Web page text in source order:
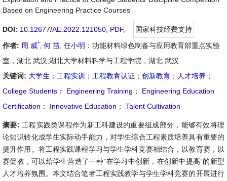
Based on Engineering Practice Courses
DOI: 10.12677/AE.2022.121050 PDF,
国家科技经费支持
作者: 周 威* 何 苗 任小明 ：功能材料绿色制备与应用教育部重点实验
室，湖北 武汉;湖北大学材料科学与工程学院，湖北 武汉
关键词: 大学生 ； 工程实训 ； 工程教育认证 ； 创新教育 ； 人才培养 ；
College Students ； Engineering Training ；
Engineering Education
Certification ； Innovative Education ； Talent Cultivation
摘要: 工程实践类课程作为新工科建设的重要组成部分，能够有效将理
论知识转化成学生实际动手能力，对学生综合工程素质培养具有重要的
提升作用。将工程实践课程学习与学生学科竞赛相结合，以教育赛，以
赛促教，可以给学生营造了一种“在学习中创新，在创新中提高”的新型
人才培养氛围。本文结合笔者工程实践教学与学生学科竞赛的开展进行